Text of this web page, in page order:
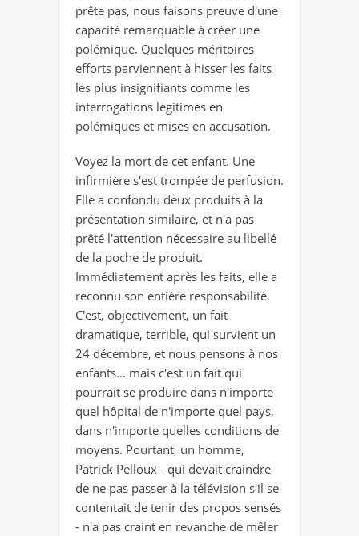
prête pas, nous faisons preuve d'une
capacité remarquable à créer une
polémique. Quelques méritoires
efforts parviennent à hisser les faits
les plus insignifiants comme les
interrogations légitimes en
polémiques et mises en accusation.
Voyez la mort de cet enfant. Une
infirmière s'est trompée de perfusion.
Elle a confondu deux produits à la
présentation similaire, et n'a pas
prêté l'attention nécessaire au libellé
de la poche de produit.
Immédiatement après les faits, elle a
reconnu son entière responsabilité.
C'est, objectivement, un fait
dramatique, terrible, qui survient un
24 décembre, et nous pensons à nos
enfants... mais c'est un fait qui
pourrait se produire dans n'importe
quel hôpital de n'importe quel pays,
dans n'importe quelles conditions de
moyens. Pourtant, un homme,
Patrick Pelloux - qui devait craindre
de ne pas passer à la télévision s'il se
contentait de tenir des propos sensés
- n'a pas craint en revanche de mêler